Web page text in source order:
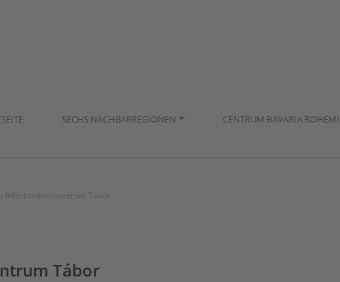
SECHS NACHBARREGIONEN CENTRUM BAVARIA
Informationszentrum Tábor
Tábor